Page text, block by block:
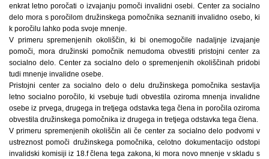
enkrat letno poročati o izvajanju pomoči invalidni osebi. Center za socialno
delo mora s poročilom družinskega pomočnika seznaniti invalidno osebo, ki
k poročilu lahko poda svoje mnenje.
V primeru spremenjenih okoliščin, ki bi onemogočile nadaljnje izvajanje
pomoči, mora družinski pomočnik nemudoma obvestiti pristojni center za
socialno delo. Center za socialno delo o spremenjenih okoliščinah pridobi
tudi mnenje invalidne osebe.
Pristojni center za socialno delo o delu družinskega pomočnika sestavlja
letno socialno poročilo, ki vsebuje tudi obvestila oziroma mnenja invalidne
osebe iz prvega, drugega in tretjega odstavka tega člena in poročila oziroma
obvestila družinskega pomočnika iz drugega in tretjega odstavka tega člena.
V primeru spremenjenih okoliščin ali če center za socialno delo podvomi v
ustreznost pomoči družinskega pomočnika, celotno dokumentacijo odstopi
invalidski komisiji iz 18.f člena tega zakona, ki mora novo mnenje v skladu s